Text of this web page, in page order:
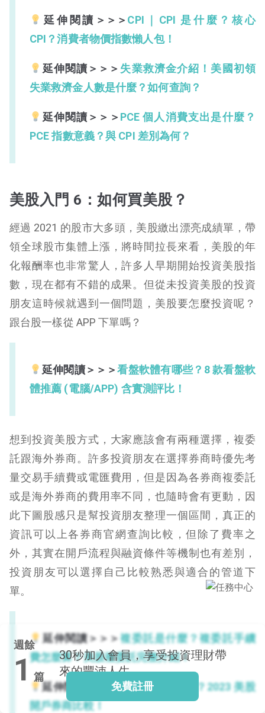
延伸閱讀＞＞＞CPI｜CPI 是什麼？核心
CPI？消費者物價指數懶人包！
延伸閱讀＞＞＞ 失業救濟金介紹！美國初領
失業救濟金人數是什麼？如何查詢？
延伸閱讀＞＞＞PCE 個人消費支出是什麼？
PCE 指數意義？與 CPI 差別為何？
美股入門 6：如何買美股？
經過 2021 的股市大多頭，美股繳出漂亮成績單，帶
領全球股市集體上漲，將時間拉長來看，美股的年
化報酬率也非常驚人，許多人早期開始投資美股指
數，現在都有不錯的成果。但從未投資美股的投資
朋友這時候就遇到一個問題，美股要怎麼投資呢？
跟台股一樣從 APP 下單嗎？
延伸閱讀＞＞＞看盤軟體有哪些？8 款看盤軟
體推薦 (電腦/APP) 含實測評比！
想到投資美股方式，大家應該會有兩種選擇，複委
託跟海外券商。許多投資朋友在選擇券商時優先考
量交易手續費或電匯費用，但是因為各券商複委託
或是海外券商的費用率不同，也隨時會有更動，因
此下圖股感只是幫投資朋友整理一個區間，真正的
資訊可以上各券商官網查詢比較，但除了費率之
外，其實在開戶流程與融資條件等機制也有差別，
投資朋友可以選擇自己比較熟悉與適合的管道下
單。
延伸閱讀＞＞＞複委託是什麼？複委託手續
費怎麼算？美股複委託完整介紹！
延伸閱讀＞＞＞美股開戶怎麼選？2023 美股
開戶券商比較！
週餘
1篇
30秒加入會員，享受投資理財帶
來的豐沛人生
免費註冊
閱讀文章，天天賺
獎勵
登入股感會員，閱讀
任一文章
出國就缺這咖？股
登記抽北歐小刺蝟 20
吋上掀行李箱